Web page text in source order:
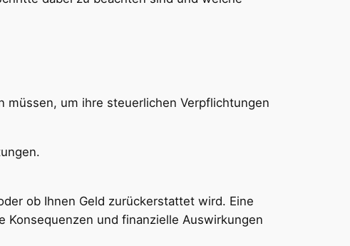
müssen, um ihre steuerlichen Verpflichtungen
ob Ihnen Geld zurückerstattet wird. Eine
und finanzielle Auswirkungen